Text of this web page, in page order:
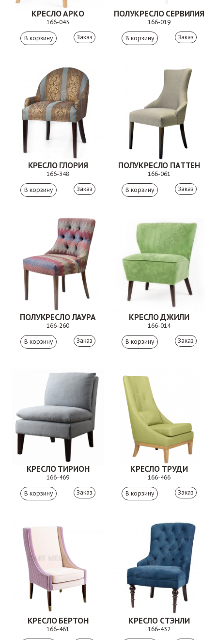
КРЕСЛО АРКО
166-045
Заказ
ПОЛУКРЕСЛО СЕРВИЛИЯ
166-019
Заказ
КРЕСЛО ГЛОРИЯ
166-348
Заказ
ПОЛУКРЕСЛО ПАТТЕН
166-061
Заказ
ПОЛУКРЕСЛО ЛАУРА
166-260
Заказ
КРЕСЛО ДЖИЛИ
166-014
Заказ
КРЕСЛО ТИРИОН
166-469
Заказ
КРЕСЛО ТРУДИ
166-466
Заказ
КРЕСЛО БЕРТОН
166-461
КРЕСЛО СТЭНЛИ
166-432